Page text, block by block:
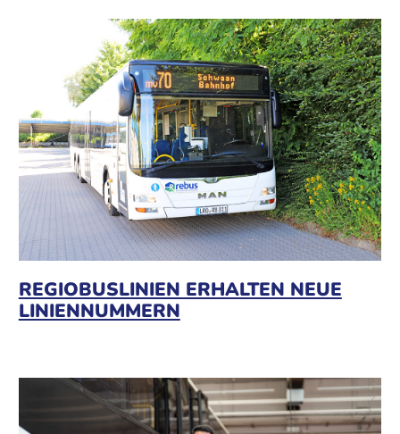
REGIOBUSLINIEN ERHALTEN NEUE
LINIENNUMMERN